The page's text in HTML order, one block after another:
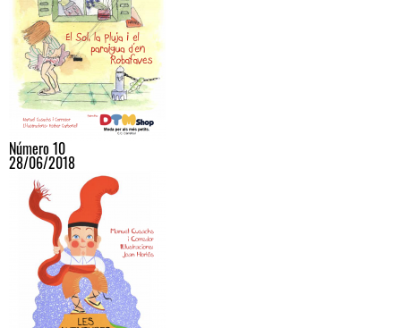
Número 10
28/06/2018